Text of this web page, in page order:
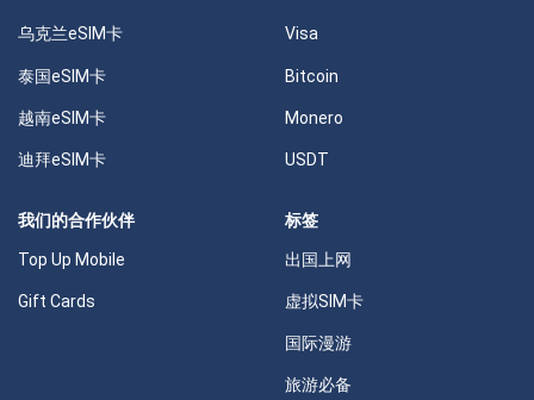
乌克兰eSIM卡
泰国eSIM卡
越南eSIM卡
迪拜eSIM卡
Visa
Bitcoin
Monero
USDT
我们的合作伙伴
Top Up Mobile
Gift Cards
标签
出国上网
虚拟SIM卡
国际漫游
旅游必备